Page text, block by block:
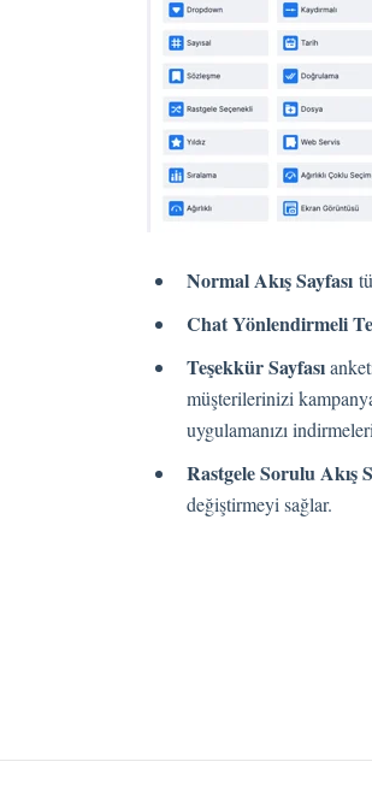
Normal Akış Sayfası
Chat Yönlendirmeli
Teşekkür Sayfası
müşterilerinizi
uygulamanızı
Rastgele Sorulu Akış
değiştirmeyi sağlar.